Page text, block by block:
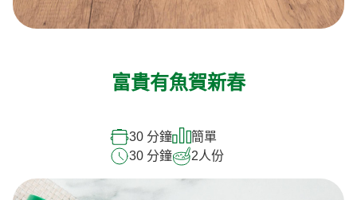
富貴有魚賀新春
30 分鐘
簡單
30 分鐘
2人份